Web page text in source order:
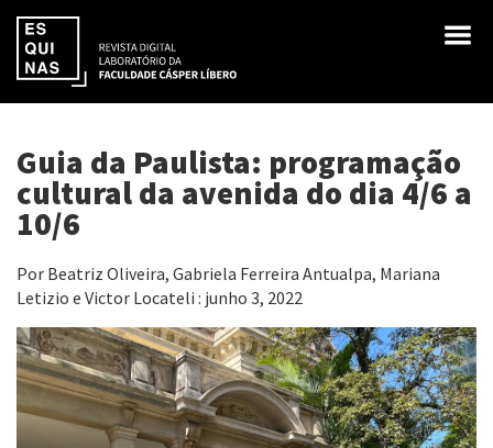
Guia da Paulista: programação
cultural da avenida do dia 4/6 a
10/6
Por Beatriz Oliveira, Gabriela Ferreira Antualpa, Mariana
Letizio e Victor Locateli : junho 3, 2022